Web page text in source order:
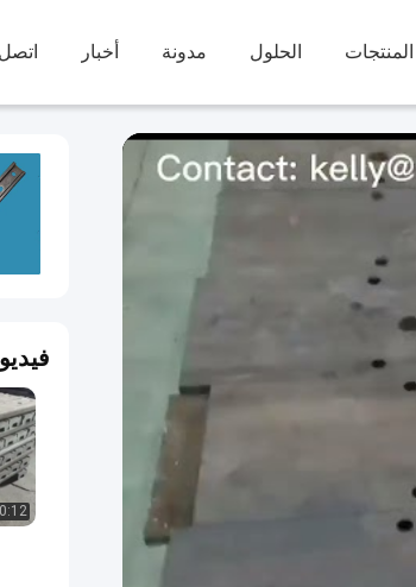
المنتجات الحلول مدونة أخبار